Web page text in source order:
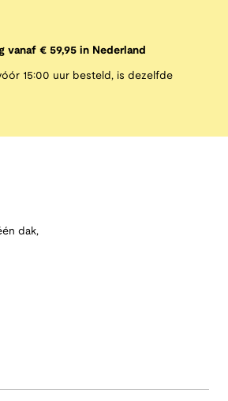
vanaf € 59,95 in Nederland
15:00 uur besteld, is dezelfde
dak,